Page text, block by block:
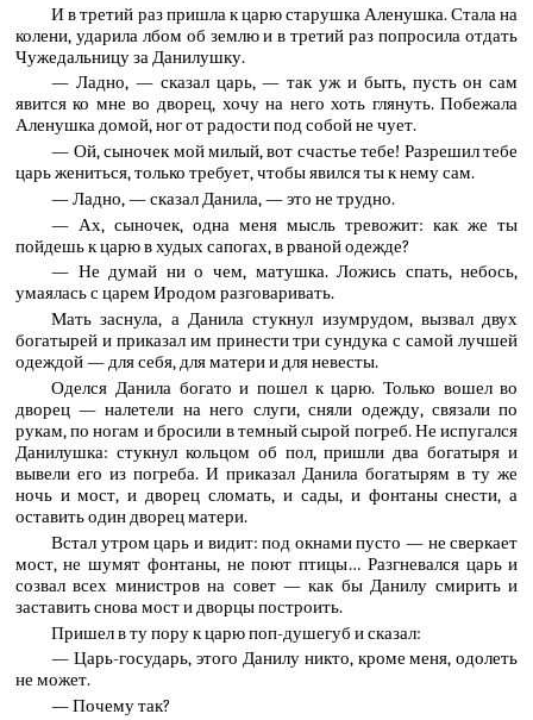
И в третий раз пришла к царю старушка Аленушка. Стала на
колени, ударила лбом об землю и в третий раз попросила отдать
Чужедальницу за Данилушку.
— Ладно, — сказал царь, — так уж и быть, пусть он сам
явится ко мне во дворец, хочу на него хоть глянуть. Побежала
Аленушка домой, ног от радости под собой не чует.
— Ой, сыночек мой милый, вот счастье тебе! Разрешил тебе
царь жениться, только требует, чтобы явился ты к нему сам.
— Ладно, — сказал Данила, — это не трудно.
— Ах, сыночек, одна меня мысль тревожит: как же ты
пойдешь к царю в худых сапогах, в рваной одежде?
— Не думай ни о чем, матушка. Ложись спать, небось,
умаялась с царем Иродом разговаривать.
Мать заснула, а Данила стукнул изумрудом, вызвал двух
богатырей и приказал им принести три сундука с самой лучшей
одеждой — для себя, для матери и для невесты.
Оделся Данила богато и пошел к царю. Только вошел во
дворец — налетели на него слуги, сняли одежду, связали по
рукам, по ногам и бросили в темный сырой погреб. Не испугался
Данилушка: стукнул кольцом об пол, пришли два богатыря и
вывели его из погреба. И приказал Данила богатырям в ту же
ночь и мост, и дворец сломать, и сады, и фонтаны снести, а
оставить один дворец матери.
Встал утром царь и видит: под окнами пусто — не сверкает
мост, не шумят фонтаны, не поют птицы… Разгневался царь и
созвал всех министров на совет — как бы Данилу смирить и
заставить снова мост и дворцы построить.
Пришел в ту пору к царю поп-душегуб и сказал:
— Царь-государь, этого Данилу никто, кроме меня, одолеть
не может.
— Почему так?